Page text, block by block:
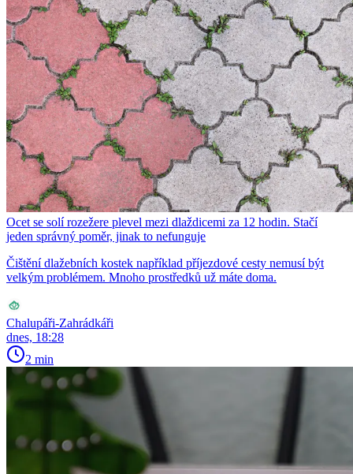
Ocet se solí rozežere plevel mezi dlaždicemi za 12 hodin. Stačí
jeden správný poměr, jinak to nefunguje
Čištění dlažebních kostek například příjezdové cesty nemusí být
velkým problémem. Mnoho prostředků už máte doma.
Chalupáři-Zahrádkáři
dnes, 18:28
2 min